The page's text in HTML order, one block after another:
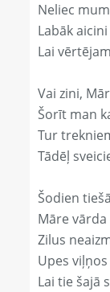
Neliec
Labāk
Lai
Vai zini,
Šorīt man
Tur
Tādēļ
Šodien
Māre
Zilus
Upes
Lai tie šajā